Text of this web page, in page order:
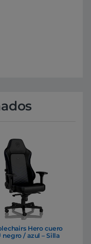
Hero cuero
negro / azul – Silla